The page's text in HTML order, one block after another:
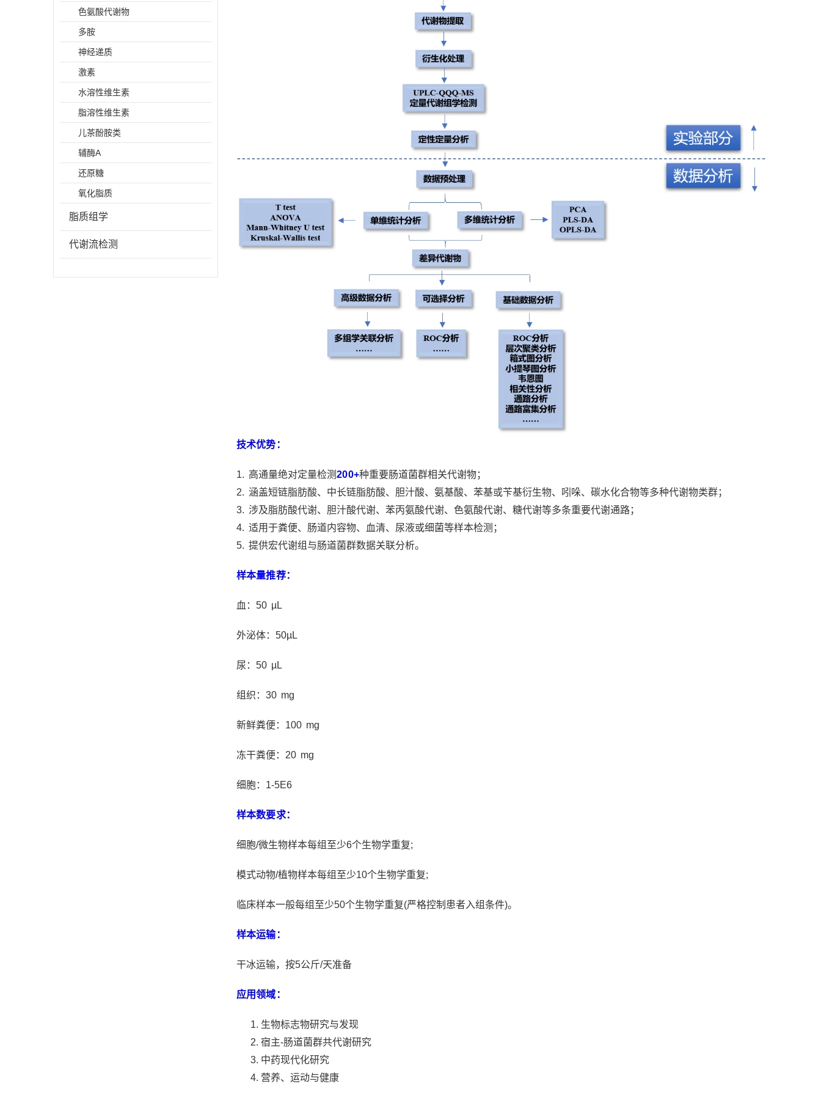
色氨酸代谢物
多胺
神经递质
激素
水溶性维生素
脂溶性维生素
儿茶酚胺类
辅酶A
还原糖
氧化脂质
脂质组学
代谢流检测
技术优势：
1. 高通量绝对定量检测200+种重要肠道菌群相关代谢物；
2. 涵盖短链脂肪酸、中长链脂肪酸、胆汁酸、氨基酸、苯基或苄基衍生物、吲哚、碳水化合物等多种代谢物类群；
3. 涉及脂肪酸代谢、胆汁酸代谢、苯丙氨酸代谢、色氨酸代谢、糖代谢等多条重要代谢通路；
4. 适用于粪便、肠道内容物、血清、尿液或细菌等样本检测；
5. 提供宏代谢组与肠道菌群数据关联分析。
样本量推荐：
血：50 µL
外泌体：50µL
尿：50 µL
组织：30 mg
新鲜粪便：100 mg
冻干粪便：20 mg
细胞：1-5E6
样本数要求：
细胞/微生物样本每组至少6个生物学重复;
模式动物/植物样本每组至少10个生物学重复;
临床样本一般每组至少50个生物学重复(严格控制患者入组条件)。
样本运输：
干冰运输，按5公斤/天准备
应用领域：
生物标志物研究与发现
宿主-肠道菌群共代谢研究
中药现代化研究
营养、运动与健康